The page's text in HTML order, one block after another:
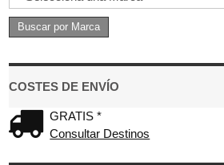
COSTES DE ENVÍO
GRATIS *
Consultar Destinos